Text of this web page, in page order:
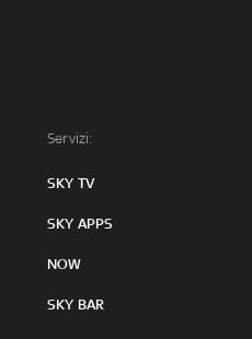
Servizi:
SKY TV
SKY APPS
NOW
SKY BAR